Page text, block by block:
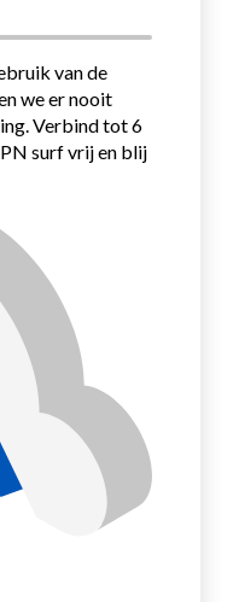
van de
we er nooit
Verbind tot 6
surf vrij en blij